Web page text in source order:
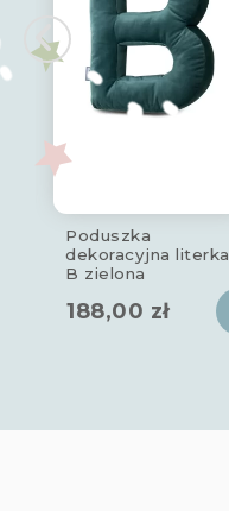
Poduszka
dekoracyjna literka
B zielona
188,00 zł